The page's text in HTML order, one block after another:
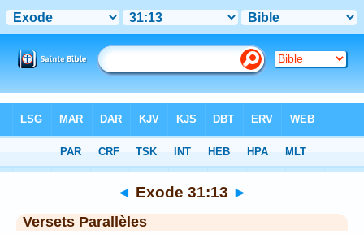
Chapitre 31> Verset 13
◄ Exode 31:13 ►
Versets Parallèles